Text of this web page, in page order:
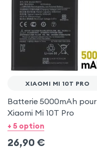
XIAOMI MI 10T PRO
Batterie 5000mAh pour
Xiaomi Mi 10T Pro
+ 5 option
26,90 €